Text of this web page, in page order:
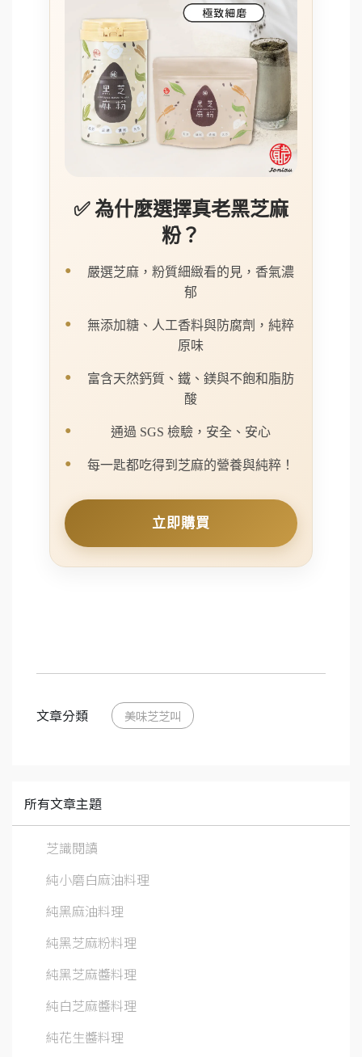
✅ 為什麼選擇真老黑芝麻
粉？
嚴選芝麻，粉質細緻看的見，香氣濃
郁
無添加糖、人工香料與防腐劑，純粹
原味
富含天然鈣質、鐵、鎂與不飽和脂肪
酸
通過 SGS 檢驗，安全、安心
每一匙都吃得到芝麻的營養與純粹！
立即購買
文章分類 美味芝芝叫
所有文章主題
芝識閱讀
純小磨白麻油料理
純黑麻油料理
純黑芝麻粉料理
純黑芝麻醬料理
純白芝麻醬料理
純花生醬料理